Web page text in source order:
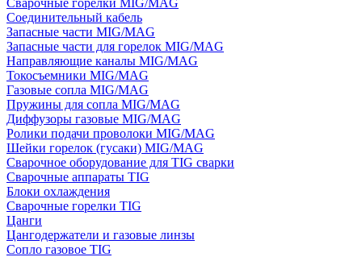
Сварочные горелки MIG/MAG
Соединительный кабель
Запасные части MIG/MAG
Запасные части для горелок MIG/MAG
Направляющие каналы MIG/MAG
Токосъемники MIG/MAG
Газовые сопла MIG/MAG
Пружины для сопла MIG/MAG
Диффузоры газовые MIG/MAG
Ролики подачи проволоки MIG/MAG
Шейки горелок (гусаки) MIG/MAG
Сварочное оборудование для TIG сварки
Сварочные аппараты TIG
Блоки охлаждения
Сварочные горелки TIG
Цанги
Цангодержатели и газовые линзы
Сопло газовое TIG